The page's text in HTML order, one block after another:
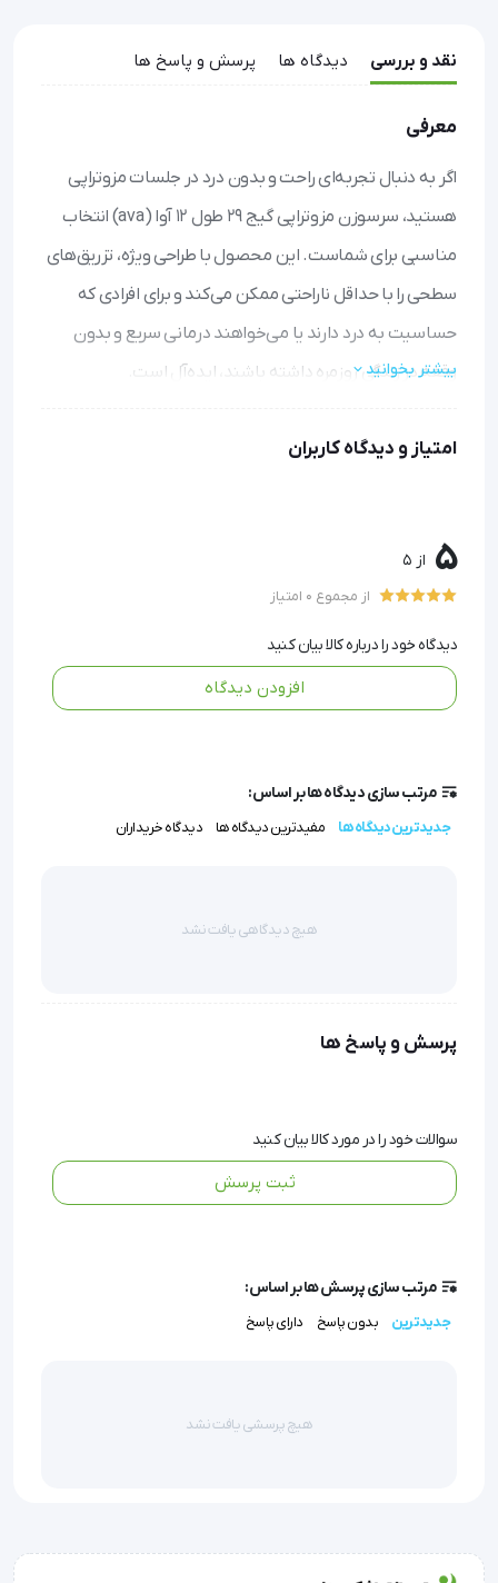
نقد و بررسی دیدگاه ها پرسش و پاسخ ها
معرفی
اگر به دنبال تجربه‌ای راحت و بدون درد در جلسات مزوتراپی
هستید، سرسوزن مزوتراپی گیج 29 طول 12 آوا (ava) انتخاب
مناسبی برای شماست. این محصول با طراحی ویژه، تزریق‌های
سطحی را با حداقل ناراحتی ممکن می‌کند و برای افرادی که
حساسیت به درد دارند یا می‌خواهند درمانی سریع و بدون
وقفه در زندگی روزمره داشته باشند، ایده‌آل است.
سوزن، ورود آن به پوست را نرم و تقریباً بدون درد می‌کند.
ایمنی و بهداشت: ساخته شده از استیل ضدزنگ پزشکی و
تزریق، به‌دلیل طراحی تراش سه‌گانه.
کاربری آسان: مناسب برای متخصصان و حتی بیمارانی که در
خانه از آن استفاده می‌کنند، بدون نیاز به بی‌حسی.
استانداردهای بین‌المللی، اعتماد شما را در هر جلسه درمانی
سرسوزن مزوتراپی گیج 29 طول 12 آوا (ava)
(ava) انتخابی مطمئن برای شماست. این محصول با
نفوذی نرم، دقیق و کمترین میزان تحریک پوستی را فراهم
می‌کند.
همراه دارد.
روال زندگی روزمره بیمار تداخلی ایجاد نمی‌کند.
راحتی بیمار اهمیت می‌دهند.
بیشتر بخوانید
امتیاز و دیدگاه کاربران
5 از 5
از مجموع 0 امتیاز
دیدگاه خود را درباره کالا بیان کنید
افزودن دیدگاه
مرتب سازی دیدگاه ها بر اساس:
جدیدترین دیدگاه ها مفیدترین دیدگاه ها دیدگاه خریداران
هیچ دیدگاهی یافت نشد
پرسش و پاسخ ها
سوالات خود را در مورد کالا بیان کنید
ثبت پرسش
مرتب سازی پرسش ها بر اساس:
جدیدترین بدون پاسخ دارای پاسخ
هیچ پرسشی یافت نشد